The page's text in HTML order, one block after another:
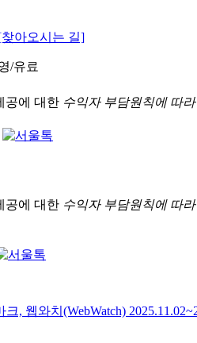
아오시는 길]
/유료
공에 대한 수익자 부담원칙에 따라
공에 대한 수익자 부담원칙에 따라